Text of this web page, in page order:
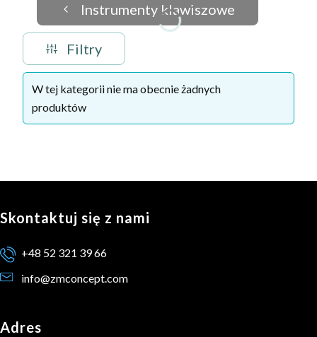
Instrumenty klawiszowe
Filtry
Lista produktów
W tej kategorii nie ma obecnie żadnych
produktów
Skontaktuj się z nami
+48 52 321 39 66
info@zmconcept.com
Adres